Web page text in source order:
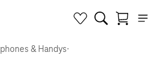
& Handys·